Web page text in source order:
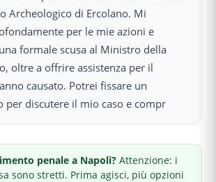
Archeologico di Ercolano. Mi
per le mie azioni e
formale scusa al Ministro della
oltre a offrire assistenza per il
causato. Potrei fissare un
per discutere il mio caso e compr
penale a Napoli? Attenzione: i
sono stretti. Prima agisci, più opzioni